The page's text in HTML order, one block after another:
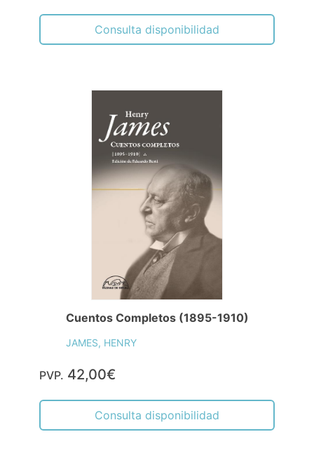
Consulta disponibilidad
Cuentos Completos (1895-1910)
JAMES, HENRY
PVP. 42,00€
Consulta disponibilidad